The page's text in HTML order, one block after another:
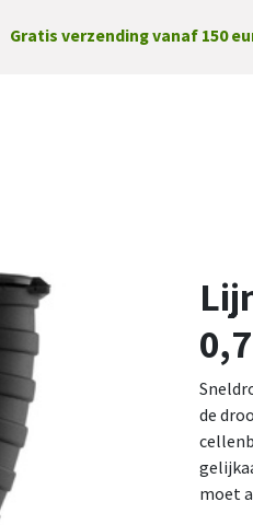
Gratis verzending vanaf 150
de
moet